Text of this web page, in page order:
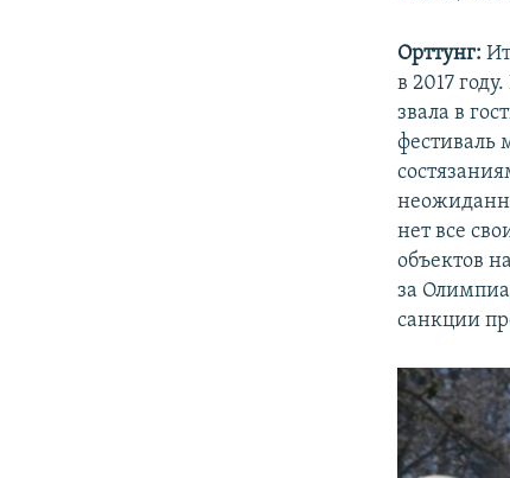
Орттунг:
в 2017
звала в
фестиваль
нет все
объектов
за
санкции